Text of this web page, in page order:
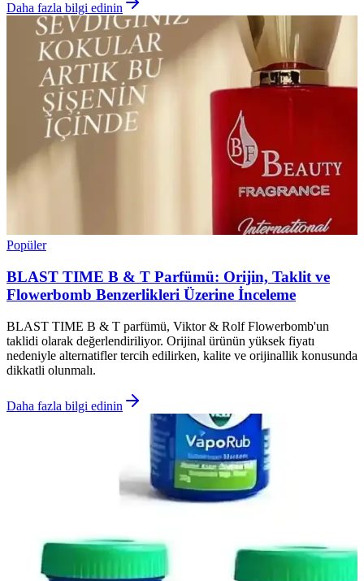
Daha fazla bilgi edinin
Popüler
BLAST TIME B & T Parfümü: Orijin, Taklit ve
Flowerbomb Benzerlikleri Üzerine İnceleme
BLAST TIME B & T parfümü, Viktor & Rolf Flowerbomb'un
taklidi olarak değerlendiriliyor. Orijinal ürünün yüksek fiyatı
nedeniyle alternatifler tercih edilirken, kalite ve orijinallik konusunda
dikkatli olunmalı.
Daha fazla bilgi edinin